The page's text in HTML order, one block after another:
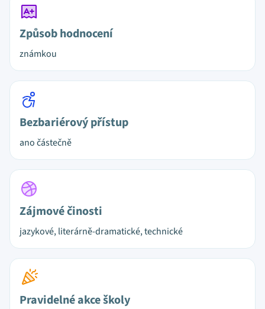
Způsob hodnocení
známkou
Bezbariérový přístup
ano částečně
Zájmové činosti
jazykové, literárně-dramatické, technické
Pravidelné akce školy